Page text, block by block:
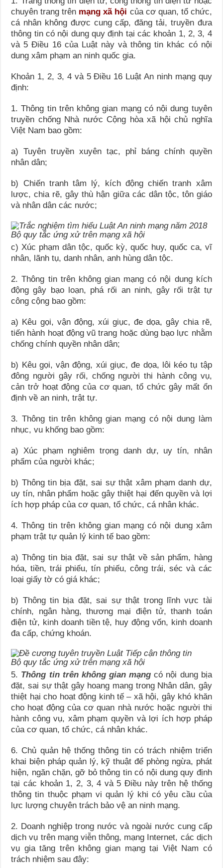
chuyên trang trên mạng xã hội của cơ quan, tổ chức,
cá nhân không được cung cấp, đăng tải, truyền đưa
thông tin có nội dung quy định tại các khoản 1, 2, 3, 4
và 5 Điều 16 của Luật này và thông tin khác có nội
dung xâm phạm an ninh quốc gia.
Khoản 1, 2, 3, 4 và 5 Điều 16 Luật An ninh mạng quy
định:
1. Thông tin trên không gian mạng có nội dung tuyên
truyền chống Nhà nước Cộng hòa xã hội chủ nghĩa
Việt Nam bao gồm:
a) Tuyên truyền xuyên tạc, phỉ báng chính quyền
nhân dân;
b) Chiến tranh tâm lý, kích động chiến tranh xâm
lược, chia rẽ, gây thù hận giữa các dân tộc, tôn giáo
và nhân dân các nước;
Bộ quy tắc ứng xử trên mạng xã hội
c) Xúc phạm dân tộc, quốc kỳ, quốc huy, quốc ca, vĩ
nhân, lãnh tụ, danh nhân, anh hùng dân tộc.
2. Thông tin trên không gian mạng có nội dung kích
động gây bạo loạn, phá rối an ninh, gây rối trật tự
công cộng bao gồm:
a) Kêu gọi, vận động, xúi giục, đe dọa, gây chia rẽ,
tiến hành hoạt động vũ trang hoặc dùng bạo lực nhằm
chống chính quyền nhân dân;
b) Kêu gọi, vận động, xúi giục, đe dọa, lôi kéo tụ tập
đông người gây rối, chống người thi hành công vụ,
cản trở hoạt động của cơ quan, tổ chức gây mất ổn
định về an ninh, trật tự.
3. Thông tin trên không gian mạng có nội dung làm
nhục, vu khống bao gồm:
a) Xúc phạm nghiêm trọng danh dự, uy tín, nhân
phẩm của người khác;
b) Thông tin bịa đặt, sai sự thật xâm phạm danh dự,
uy tín, nhân phẩm hoặc gây thiệt hại đến quyền và lợi
ích hợp pháp của cơ quan, tổ chức, cá nhân khác.
4. Thông tin trên không gian mạng có nội dung xâm
phạm trật tự quản lý kinh tế bao gồm:
a) Thông tin bịa đặt, sai sự thật về sản phẩm, hàng
hóa, tiền, trái phiếu, tín phiếu, công trái, séc và các
loại giấy tờ có giá khác;
b) Thông tin bịa đặt, sai sự thật trong lĩnh vực tài
chính, ngân hàng, thương mại điện tử, thanh toán
điện tử, kinh doanh tiền tệ, huy động vốn, kinh doanh
đa cấp, chứng khoán.
Bộ quy tắc ứng xử trên mạng xã hội
5. Thông tin trên không gian mạng có nội dung bịa
đặt, sai sự thật gây hoang mang trong Nhân dân, gây
thiệt hại cho hoạt động kinh tế – xã hội, gây khó khăn
cho hoạt động của cơ quan nhà nước hoặc người thi
hành công vụ, xâm phạm quyền và lợi ích hợp pháp
của cơ quan, tổ chức, cá nhân khác.
6. Chủ quản hệ thống thông tin có trách nhiệm triển
khai biện pháp quản lý, kỹ thuật để phòng ngừa, phát
hiện, ngăn chặn, gỡ bỏ thông tin có nội dung quy định
tại các khoản 1, 2, 3, 4 và 5 Điều này trên hệ thống
thông tin thuộc phạm vi quản lý khi có yêu cầu của
lực lượng chuyên trách bảo vệ an ninh mạng.
2. Doanh nghiệp trong nước và ngoài nước cung cấp
dịch vụ trên mạng viễn thông, mạng Internet, các dịch
vụ gia tăng trên không gian mạng tại Việt Nam có
trách nhiệm sau đây: